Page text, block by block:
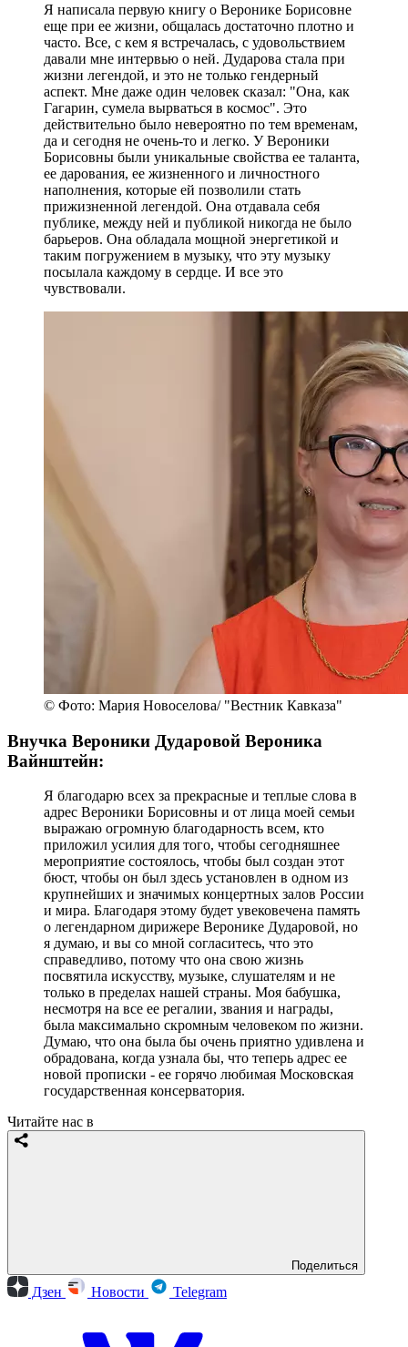
Я написала первую книгу о Веронике Борисовне
еще при ее жизни, общалась достаточно плотно и
часто. Все, с кем я встречалась, с удовольствием
давали мне интервью о ней. Дударова стала при
жизни легендой, и это не только гендерный
аспект. Мне даже один человек сказал: "Она, как
Гагарин, сумела вырваться в космос". Это
действительно было невероятно по тем временам,
да и сегодня не очень-то и легко. У Вероники
Борисовны были уникальные свойства ее таланта,
ее дарования, ее жизненного и личностного
наполнения, которые ей позволили стать
прижизненной легендой. Она отдавала себя
публике, между ней и публикой никогда не было
барьеров. Она обладала мощной энергетикой и
таким погружением в музыку, что эту музыку
посылала каждому в сердце. И все это
чувствовали.
© Фото: Мария Новоселова/ "Вестник Кавказа"
Внучка Вероники Дударовой Вероника
Вайнштейн:
Я благодарю всех за прекрасные и теплые слова в
адрес Вероники Борисовны и от лица моей семьи
выражаю огромную благодарность всем, кто
приложил усилия для того, чтобы сегодняшнее
мероприятие состоялось, чтобы был создан этот
бюст, чтобы он был здесь установлен в одном из
крупнейших и значимых концертных залов России
и мира. Благодаря этому будет увековечена память
о легендарном дирижере Веронике Дударовой, но
я думаю, и вы со мной согласитесь, что это
справедливо, потому что она свою жизнь
посвятила искусству, музыке, слушателям и не
только в пределах нашей страны. Моя бабушка,
несмотря на все ее регалии, звания и награды,
была максимально скромным человеком по жизни.
Думаю, что она была бы очень приятно удивлена и
обрадована, когда узнала бы, что теперь адрес ее
новой прописки - ее горячо любимая Московская
государственная консерватория.
Читайте нас в
Поделиться
Дзен Новости Telegram